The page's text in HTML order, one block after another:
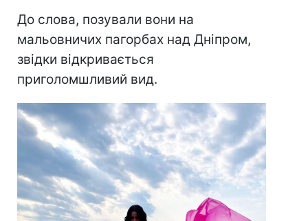
До слова, позували вони на
мальовничих пагорбах над Дніпром,
звідки відкривається
приголомшливий вид.